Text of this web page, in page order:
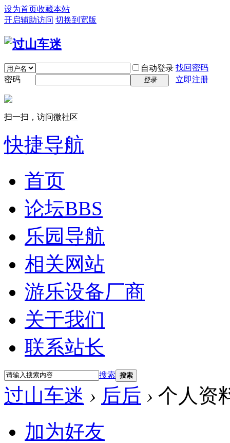
设为首页收藏本站
开启辅助访问 切换到宽版
自动登录 找回密码
密码
登录 立即注册
扫一扫，访问微社区
快捷导航
首页
论坛BBS
乐园导航
相关网站
游乐设备厂商
关于我们
联系站长
搜索 搜索
过山车迷 › 后后 › 个人资
加为好友